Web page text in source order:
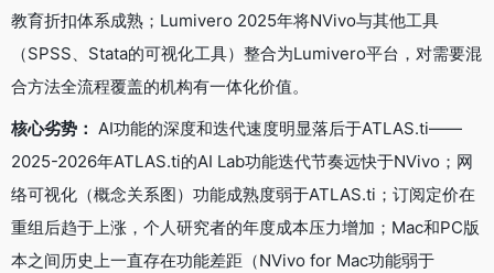
教育折扣体系成熟；Lumivero 2025年将NVivo与其他工具
（SPSS、Stata的可视化工具）整合为Lumivero平台，对需要混
合方法全流程覆盖的机构有一体化价值。
核心劣势： AI功能的深度和迭代速度明显落后于ATLAS.ti——
2025-2026年ATLAS.ti的AI Lab功能迭代节奏远快于NVivo；网
络可视化（概念关系图）功能成熟度弱于ATLAS.ti；订阅定价在
重组后趋于上涨，个人研究者的年度成本压力增加；Mac和PC版
本之间历史上一直存在功能差距（NVivo for Mac功能弱于